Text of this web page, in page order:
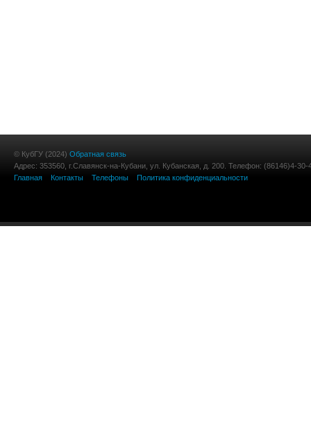
© КубГУ (2024) Обратная связь
Адрес: 353560, г.Славянск-на-Кубани, ул. Кубанская, д. 200. Телефон: (86146)4-30-
Главная
Контакты Телефоны Политика конфиденциальности